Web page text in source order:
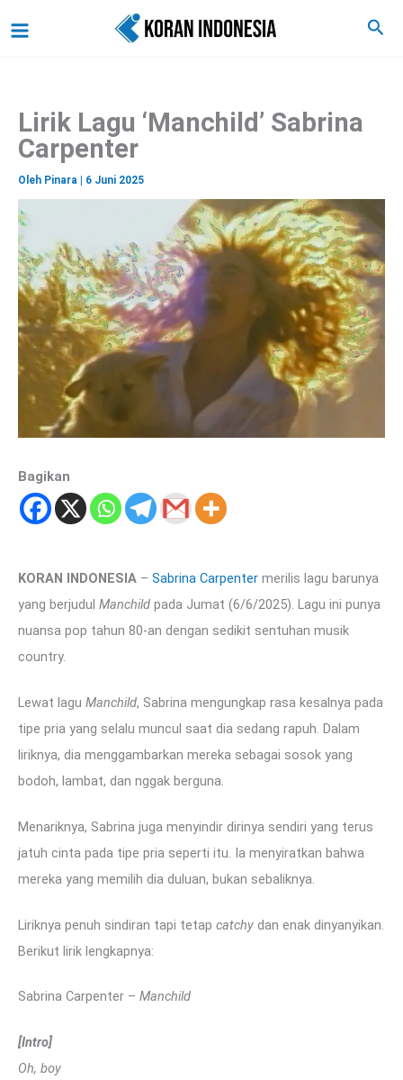
ke
Cari
Lirik Lagu ‘Manchild’ Sabrina
Carpenter
Oleh Pinara 6 Juni 2025
Bagikan
KORAN INDONESIA – Sabrina Carpenter merilis lagu barunya
yang berjudul Manchild pada Jumat (6/6/2025). Lagu ini punya
nuansa pop tahun 80-an dengan sedikit sentuhan musik
country.
Lewat lagu Manchild, Sabrina mengungkap rasa kesalnya pada
tipe pria yang selalu muncul saat dia sedang rapuh. Dalam
liriknya, dia menggambarkan mereka sebagai sosok yang
bodoh, lambat, dan nggak berguna.
Menariknya, Sabrina juga menyindir dirinya sendiri yang terus
jatuh cinta pada tipe pria seperti itu. Ia menyiratkan bahwa
mereka yang memilih dia duluan, bukan sebaliknya.
Liriknya penuh sindiran tapi tetap catchy dan enak dinyanyikan.
Berikut lirik lengkapnya:
Sabrina Carpenter – Manchild
[Intro]
Oh, boy
a